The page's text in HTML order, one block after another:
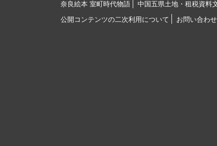
奈良絵本 室町時代物語
中国五県土地・租税資料
公開コンテンツの二次利用について
お問い合わせ